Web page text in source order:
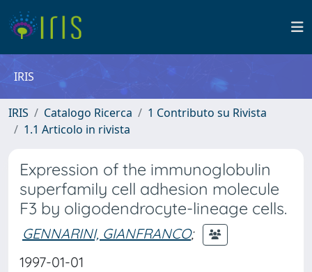
IRIS
IRIS Catalogo Ricerca
1 Contributo su Rivista
1.1 Articolo in rivista
Expression of the immunoglobulin
superfamily cell adhesion molecule
F3 by oligodendrocyte-lineage cells.
GENNARINI, GIANFRANCO;
1997-01-01